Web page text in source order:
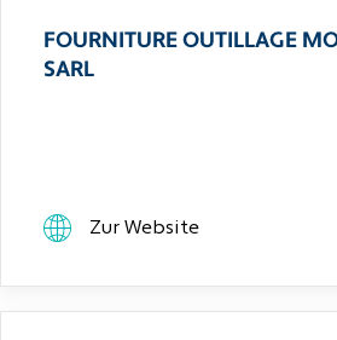
FOURNITURE OUTILLAGE
SARL
Zur Website